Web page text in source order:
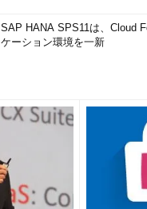
SAP HANA SPS11は、Cloud
ケーション環境を一新